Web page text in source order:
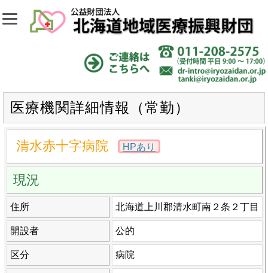
医療機関詳細情報（常勤）
清水赤十字病院 HPあり
現況
住所 北海道上川郡清水町南２条２丁目
開設者 公的
区分 病院